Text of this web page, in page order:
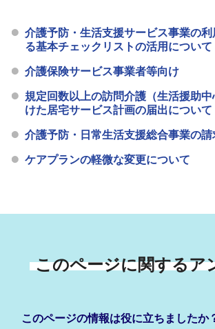
介護予防・生活支援サービス事業の
る基本チェックリストの活用について
介護保険サービス事業者等向け
規定回数以上の訪問介護（生活援助
けた居宅サービス計画の届出について
介護予防・日常生活支援総合事業の
ケアプランの軽微な変更について
このページに関するア
このページの情報は役に立ちましたか